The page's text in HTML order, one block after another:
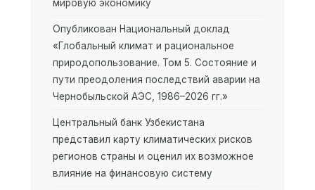
мировую экономику
Опубликован Национальный доклад
«Глобальный климат и рациональное
природопользование. Том 5. Состояние и
пути преодоления последствий аварии на
Чернобыльской АЭС, 1986–2026 гг.»
Центральный банк Узбекистана
представил карту климатических рисков
регионов страны и оценил их возможное
влияние на финансовую систему